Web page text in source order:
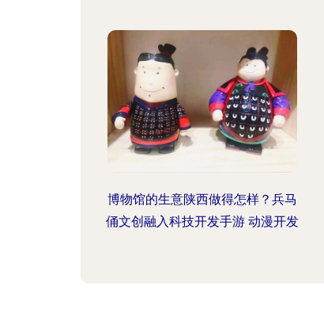
博物馆的生意陕西做得怎样？兵马
俑文创融入科技开发手游 动漫开发